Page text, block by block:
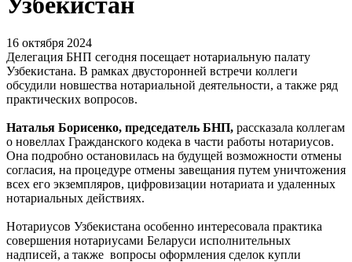
16 октября 2024
Делегация БНП сегодня посещает нотариальную палату
Узбекистана. В рамках двусторонней встречи коллеги
обсудили новшества нотариальной деятельности, а также ряд
практических вопросов.
Наталья Борисенко, председатель БНП, рассказала коллегам
о новеллах Гражданского кодека в части работы нотариусов.
Она подробно остановилась на будущей возможности отмены
согласия, на процедуре отмены завещания путем уничтожения
всех его экземпляров, цифровизации нотариата и удаленных
нотариальных действиях.
Нотариусов Узбекистана особенно интересовала практика
совершения нотариусами Беларуси исполнительных
надписей, а также вопросы оформления сделок купли